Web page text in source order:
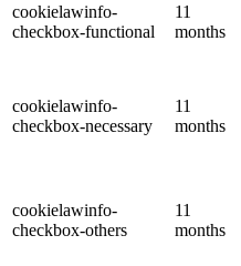
cookielawinfo-
checkbox-functional
11
months
cookielawinfo-
checkbox-necessary
11
months
cookielawinfo-
checkbox-others
11
months